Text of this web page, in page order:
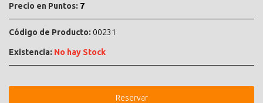
Precio en Puntos: 7
Código de Producto: 00231
Existencia: No hay Stock
Reservar